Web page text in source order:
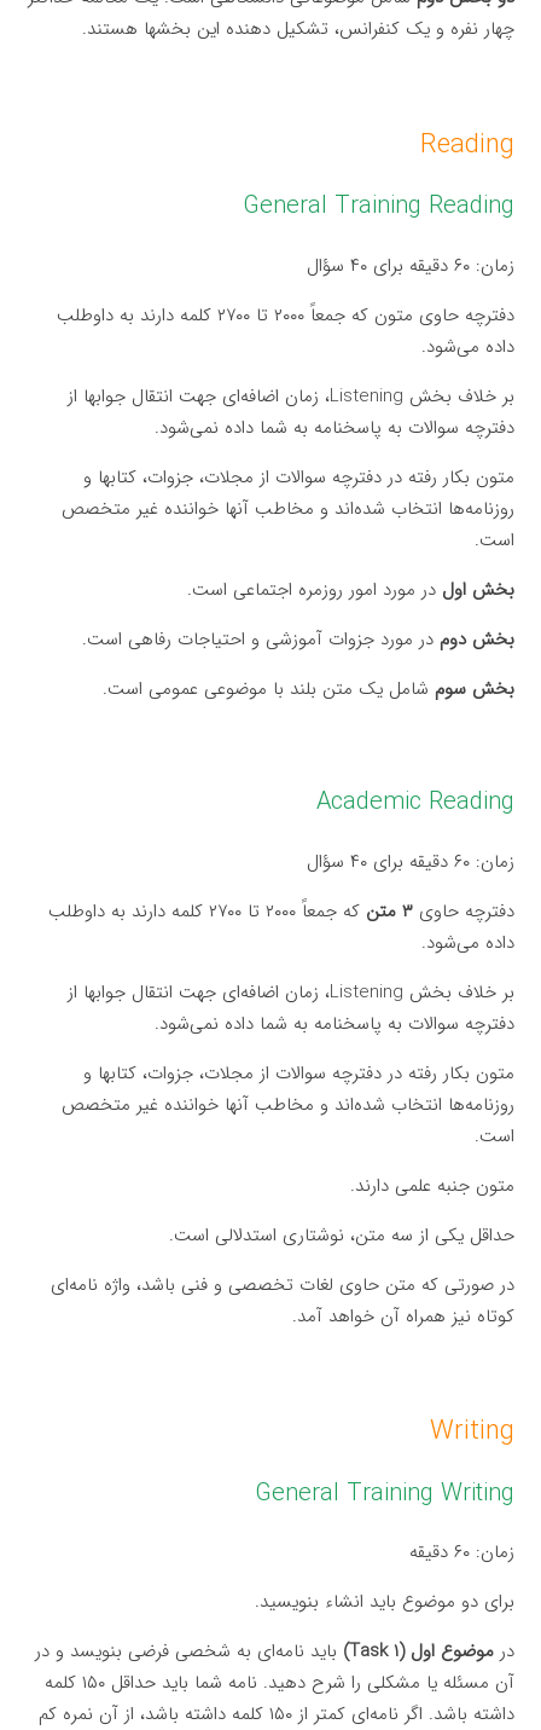
چهار نفره و یک کنفرانس، تشکیل دهنده این بخشها هستند.
Reading
General Training Reading
زمان: ۶۰ دقیقه برای ۴۰ سؤال
دفترچه حاوی متون که جمعاً ۲۰۰۰ تا ۲۷۰۰ کلمه دارند به داوطلب
داده می‌شود.
بر خلاف بخش Listening، زمان اضافه‌ای جهت انتقال جوابها از
دفترچه سوالات به پاسخنامه به شما داده نمی‌شود.
متون بکار رفته در دفترچه سوالات از مجلات، جزوات، کتابها و
روزنامه‌ها انتخاب شده‌اند و مخاطب آنها خواننده غیر متخصص
است.
بخش اول در مورد امور روزمره اجتماعی است.
بخش دوم در مورد جزوات آموزشی و احتیاجات رفاهی است.
بخش سوم شامل یک متن بلند با موضوعی عمومی است.
Academic Reading
زمان: ۶۰ دقیقه برای ۴۰ سؤال
دفترچه حاوی۳ متن
که جمعاً ۲۰۰۰ تا ۲۷۰۰ کلمه دارند به داوطلب
داده می‌شود.
بر خلاف بخش Listening، زمان اضافه‌ای جهت انتقال جوابها از
دفترچه سوالات به پاسخنامه به شما داده نمی‌شود.
متون بکار رفته در دفترچه سوالات از مجلات، جزوات، کتابها و
روزنامه‌ها انتخاب شده‌اند و مخاطب آنها خواننده غیر متخصص
است.
متون جنبه علمی دارند.
حداقل یکی از سه متن، نوشتاری استدلالی است.
در صورتی که متن حاوی لغات تخصصی و فنی باشد، واژه نامه‌ای
کوتاه نیز همراه آن خواهد آمد.
Writing
General Training Writing
زمان: ۶۰ دقیقه
برای دو موضوع باید انشاء بنویسید.
درموضوع اول (Task 1)
باید نامه‌ای به شخصی فرضی بنویسد و در
آن مسئله یا مشکلی را شرح دهید. نامه شما باید حداقل ۱۵۰ کلمه
داشته باشد. اگر نامه‌ای کمتر از ۱۵۰ کلمه داشته باشد، از آن نمره کم